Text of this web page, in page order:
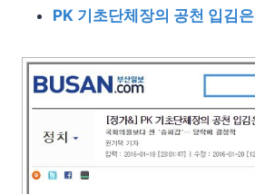
PK 기초단체장의 공천 입김은